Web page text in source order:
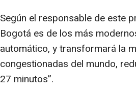
Según el responsable de este
Bogotá es de los más
automático, y transformará la
congestionadas del mundo,
27 minutos”.